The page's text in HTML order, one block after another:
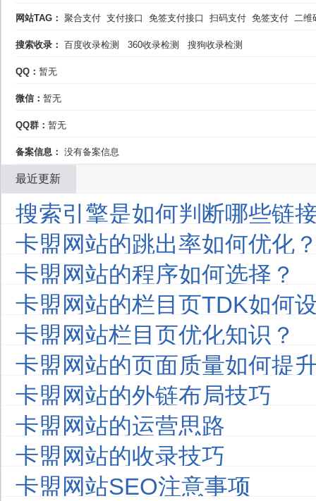
网站TAG： 聚合支付 支付接口 免签支付接口 扫码支付 免签支付 二维
搜索收录： 百度收录检测 360收录检测 搜狗收录检测
QQ： 暂无
微信： 暂无
QQ群： 暂无
备案信息： 没有备案信息
最近更新
搜索引擎是如何判断哪些链
卡盟网站的跳出率如何优化
卡盟网站的程序如何选择？
卡盟网站的栏目页TDK如何
卡盟网站栏目页优化知识？
卡盟网站的页面质量如何提
卡盟网站的外链布局技巧
卡盟网站的运营思路
卡盟网站的收录技巧
卡盟网站SEO注意事项